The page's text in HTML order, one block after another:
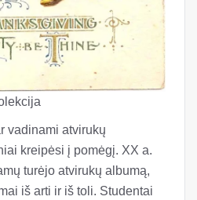
vadinami atvirukų
kreipėsi į pomėgį. XX a.
turėjo atvirukų albumą,
iš arti ir iš toli. Studentai